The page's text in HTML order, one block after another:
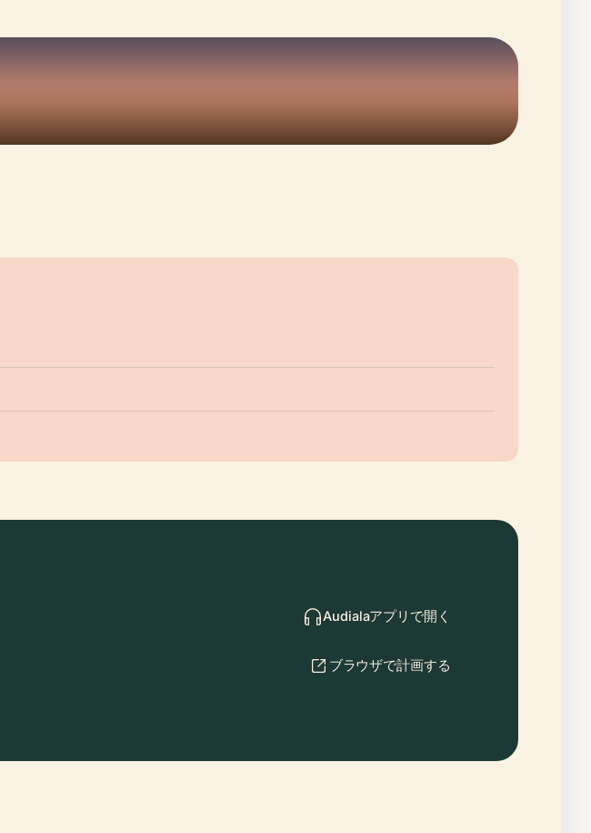
Audialaアプリで開く
ブラウザで計画する